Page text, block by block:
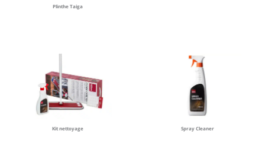
Plinthe Taiga
Kit nettoyage Spray Cleaner